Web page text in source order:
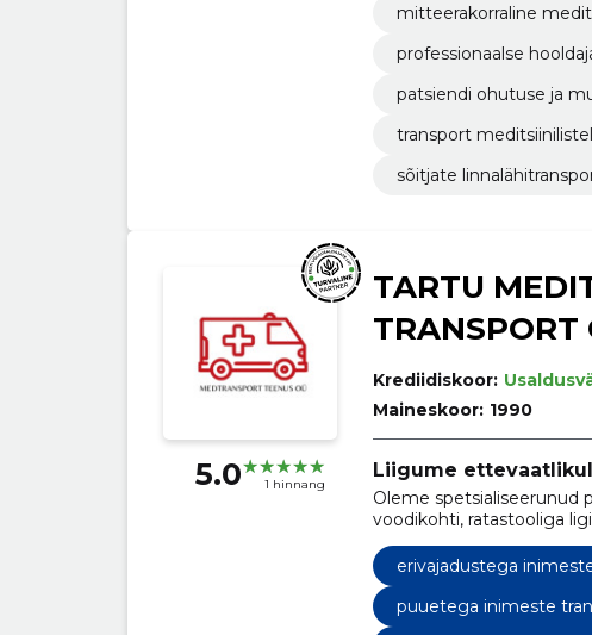
mitteerakorraline
professionaalse
patsiendi ohutuse ja
transport
sõitjate
5.0 1 hinnang
TARTU
TRANSPORT
Krediidiskoor:
Maineskoor: 1990
Liigume
Oleme spetsialiseerunud
voodikohti, ratastooliga
erivajadustega
puuetega inimeste